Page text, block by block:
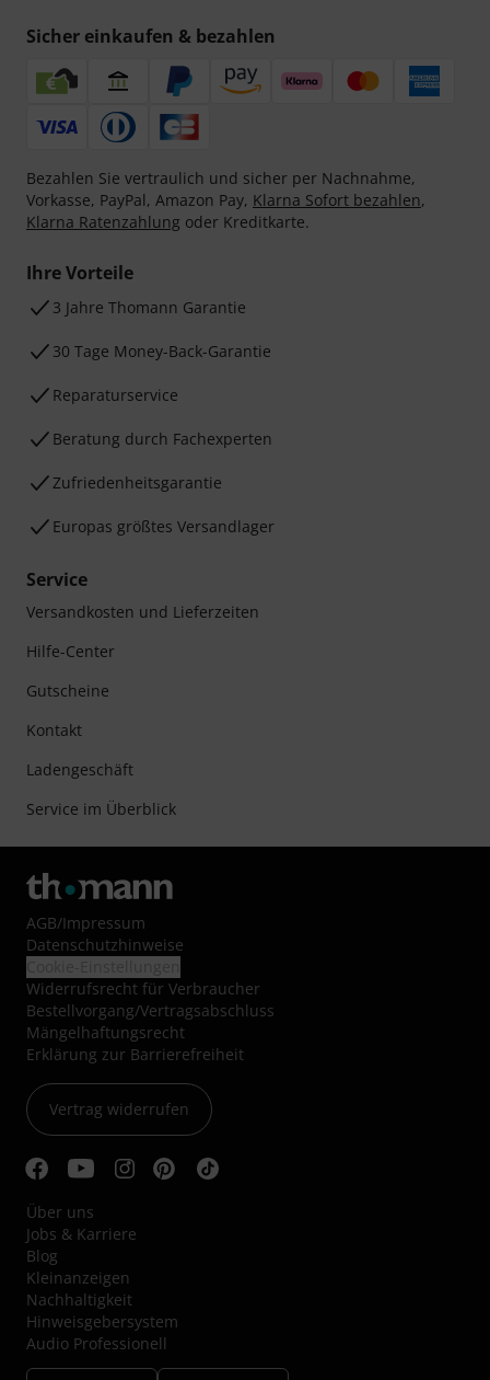
Sicher einkaufen & bezahlen
Bezahlen Sie vertraulich und sicher per Nachnahme,
Vorkasse, PayPal, Amazon Pay, Klarna Sofort bezahlen,
Klarna Ratenzahlung oder Kreditkarte.
Ihre Vorteile
3 Jahre Thomann Garantie
30 Tage Money-Back-Garantie
Reparaturservice
Beratung durch Fachexperten
Zufriedenheitsgarantie
Europas größtes Versandlager
Service
Versandkosten und Lieferzeiten
Hilfe-Center
Gutscheine
Kontakt
Ladengeschäft
Service im Überblick
AGB/Impressum
Datenschutzhinweise
Widerrufsrecht für Verbraucher
Bestellvorgang/Vertragsabschluss
Mängelhaftungsrecht
Erklärung zur Barrierefreiheit
Vertrag widerrufen
Über uns
Jobs & Karriere
Blog
Kleinanzeigen
Nachhaltigkeit
Hinweisgebersystem
Audio Professionell